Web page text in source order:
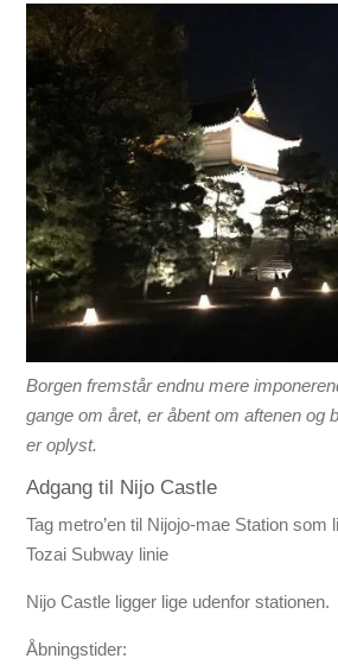
Borgen fremstår endnu mere
gange om året, er åbent om aftenen og
er oplyst.
Adgang til Nijo Castle
Tag metro’en til Nijojo-mae Station som
Tozai Subway linie
Nijo Castle ligger lige udenfor stationen.
Åbningstider: